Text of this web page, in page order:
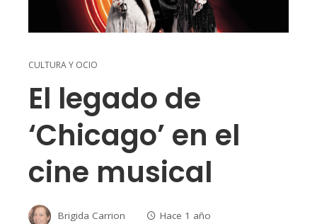
CULTURA Y OCIO
El legado de
‘Chicago’ en el
cine musical
Brigida Carrion Hace 1 año